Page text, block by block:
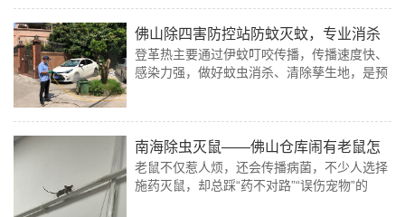
佛山除四害防控站防蚊灭蚊，专业消杀
找益伦
登革热主要通过伊蚊叮咬传播，传播速度快、
感染力强，做好蚊虫消杀、清除孳生地，是预
南海除虫灭鼠——佛山仓库闹有老鼠怎
么办?
老鼠不仅惹人烦，还会传播病菌，不少人选择
施药灭鼠，却总踩“药不对路”“误伤宠物”的